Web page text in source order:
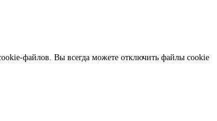
файлов. Вы всегда можете отключить файлы cookie